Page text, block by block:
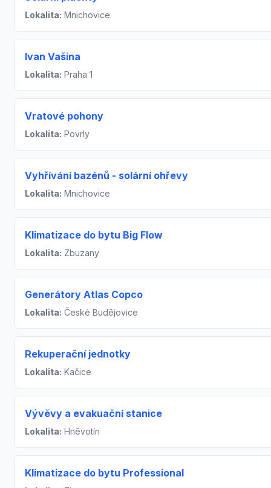
Lokalita: Mnichovice
Ivan Vašina
Lokalita: Praha 1
Vratové pohony
Lokalita: Povrly
Vyhřívání bazénů - solární ohřevy
Lokalita: Mnichovice
Klimatizace do bytu Big Flow
Lokalita: Zbuzany
Generátory Atlas Copco
Lokalita: České Budějovice
Rekuperační jednotky
Lokalita: Kačice
Vývěvy a evakuační stanice
Lokalita: Hněvotín
Klimatizace do bytu Professional